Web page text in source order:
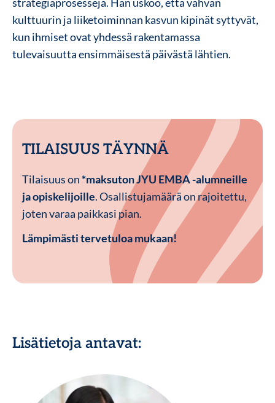
kulttuurin ja liiketoiminnan kasvun kipinät syttyvät,
kun ihmiset ovat yhdessä rakentamassa
tulevaisuutta ensimmäisestä päivästä lähtien.
TILAISUUS TÄYNNÄ
Tilaisuus on*maksuton JYU EMBA -alumneille
ja opiskelijoille. Osallistujamäärä on rajoitettu,
joten varaa paikkasi pian.
Lämpimästi tervetuloa mukaan!
Lisätietoja antavat: